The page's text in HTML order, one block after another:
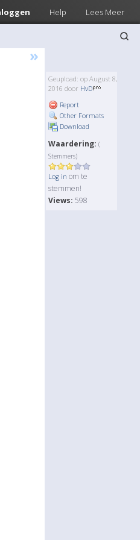
Help Lees Meer
»
Geupload: op August 8,
2016 door HvD
Report
Other Formats
Download
Waardering: (
Stemmers)
Log in om te
stemmen!
Views: 598